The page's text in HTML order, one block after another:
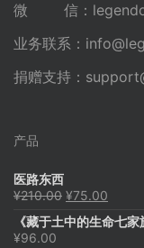
微 信：
业务联系：
捐赠支持：
产品
医路东西
¥210.00 原
为：
¥75.00
价
《藏于土中的生命七家
¥96.00